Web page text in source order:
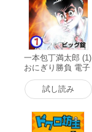
一本包丁満太郎 (1)
おにぎり勝負 電子
書籍版
試し読み